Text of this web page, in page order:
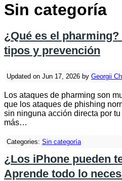
Sin categoría
¿Qué es el
tipos y prevención
Updated on Jun 17, 2026 by Georgii
Los ataques de pharming son
que los ataques de phishing
sin ninguna acción directa por
más…
Categories: Sin categoría
¿Los iPhone pueden
Aprende todo lo